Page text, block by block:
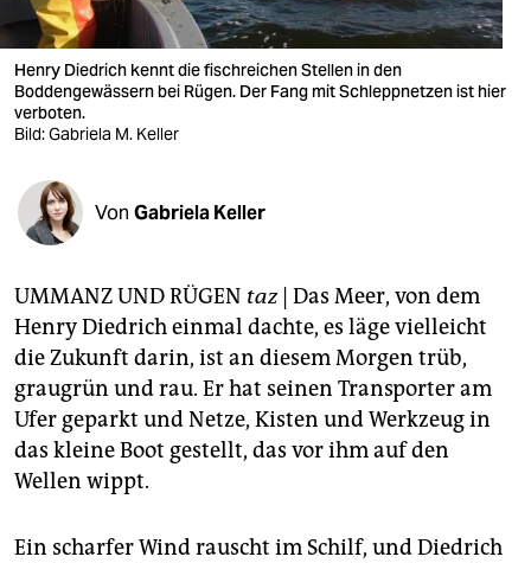
verlag
veranstaltungen
shop
unterstützen
genossenschaft
epaper login
Henry Diedrich kennt die fischreichen Stellen in den
Boddengewässern bei Rügen. Der Fang mit Schleppnetzen ist hier
verboten.
Bild: Gabriela M. Keller
Von Gabriela Keller
UMMANZ UND RÜGEN taz| Das Meer, von dem
Henry Diedrich einmal dachte, es läge vielleicht
die Zukunft darin, ist an diesem Morgen trüb,
graugrün und rau. Er hat seinen Transporter am
Ufer geparkt und Netze, Kisten und Werkzeug in
das kleine Boot gestellt, das vor ihm auf den
Wellen wippt.
Ein scharfer Wind rauscht im Schilf, und Diedrich